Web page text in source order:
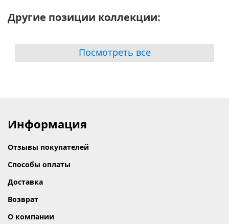
Другие позиции коллекции:
Посмотреть все
Информация
Отзывы покупателей
Способы оплаты
Доставка
Возврат
О компании